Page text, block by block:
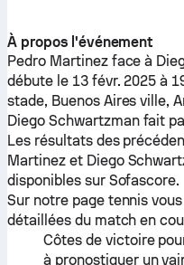
À propos l'événement
Pedro Martinezface à
débute le 13 févr. 2025 à
stade, Buenos Aires ville,
Diego Schwartzmanfait
Les résultats des
Martinezet Diego
disponibles sur Sofascore.
Sur notre page tennis
détaillées du match en
Côtes de victoire
à pronostiquer un